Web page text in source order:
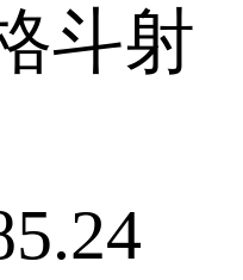
斗射